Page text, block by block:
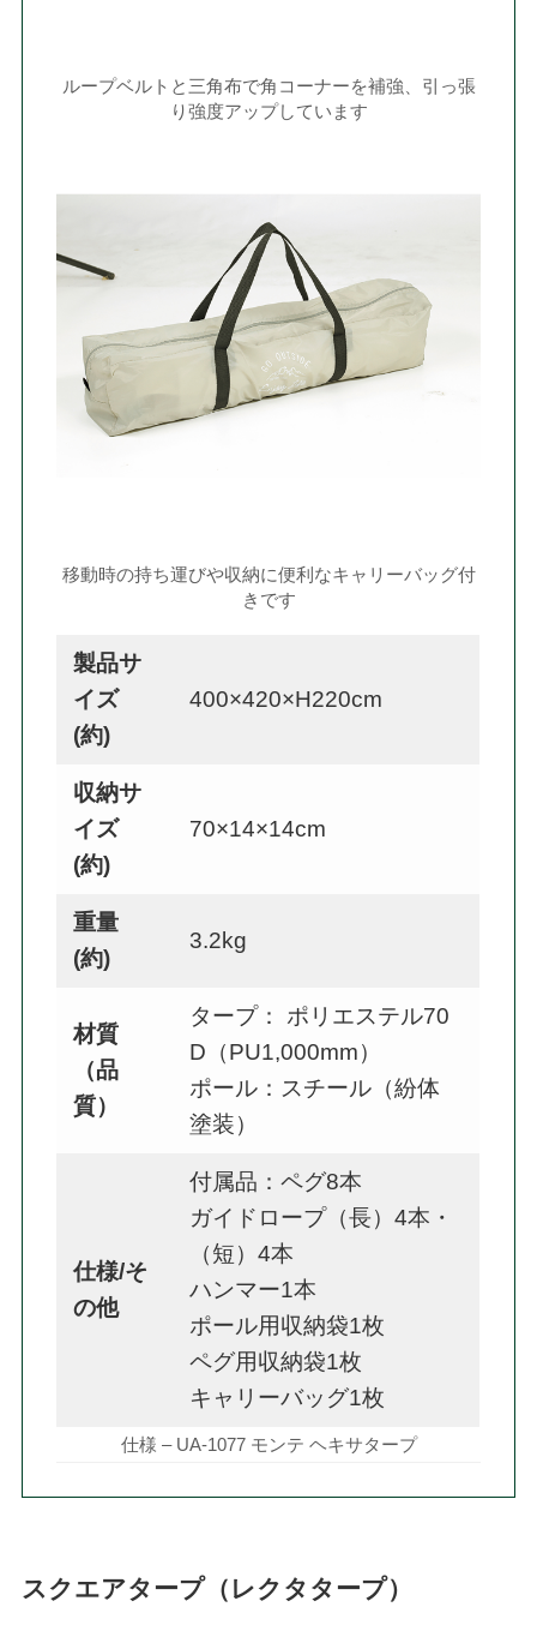
ループベルトと三角布で角コーナーを補強、引っ張
り強度アップしています
移動時の持ち運びや収納に便利なキャリーバッグ付
きです
製品サ
イズ
(約)
400×420×H220cm
収納サ
イズ
(約)
70×14×14cm
重量
(約)
3.2kg
材質
（品
質）
タープ： ポリエステル70
D（PU1,000mm）
ポール：スチール（紛体
塗装）
仕様/そ
の他
付属品：ペグ8本
ガイドロープ（長）4本・
（短）4本
ハンマー1本
ポール用収納袋1枚
ペグ用収納袋1枚
キャリーバッグ1枚
仕様 – UA-1077 モンテ ヘキサタープ
スクエアタープ（レクタタープ）